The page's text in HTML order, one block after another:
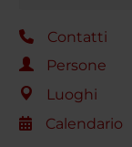
Contatti
Persone
Luoghi
Calendario